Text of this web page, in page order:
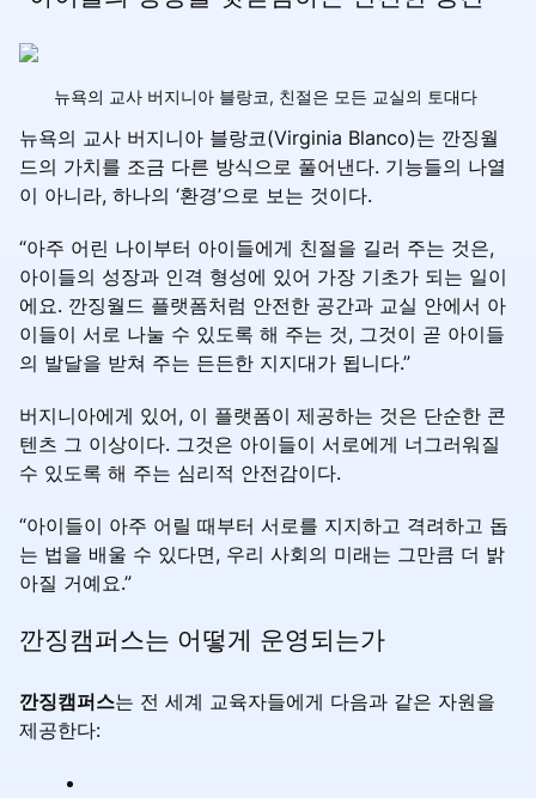
뉴욕의 교사 버지니아 블랑코, 친절은 모든 교실의 토대다
뉴욕의 교사 버지니아 블랑코(Virginia Blanco)는 깐징월
드의 가치를 조금 다른 방식으로 풀어낸다. 기능들의 나열
이 아니라, 하나의 ‘환경’으로 보는 것이다.
“아주 어린 나이부터 아이들에게 친절을 길러 주는 것은,
아이들의 성장과 인격 형성에 있어 가장 기초가 되는 일이
에요. 깐징월드 플랫폼처럼 안전한 공간과 교실 안에서 아
이들이 서로 나눌 수 있도록 해 주는 것, 그것이 곧 아이들
의 발달을 받쳐 주는 든든한 지지대가 됩니다.”
버지니아에게 있어, 이 플랫폼이 제공하는 것은 단순한 콘
텐츠 그 이상이다. 그것은 아이들이 서로에게 너그러워질
수 있도록 해 주는 심리적 안전감이다.
“아이들이 아주 어릴 때부터 서로를 지지하고 격려하고 돕
는 법을 배울 수 있다면, 우리 사회의 미래는 그만큼 더 밝
아질 거예요.”
깐징캠퍼스는 어떻게 운영되는가
깐징캠퍼스는 전 세계 교육자들에게 다음과 같은 자원을
제공한다: